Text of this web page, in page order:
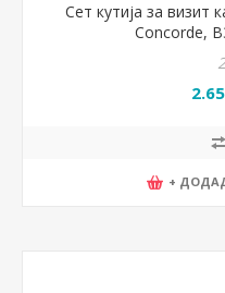
Сет кутија за визит
Concorde,
+